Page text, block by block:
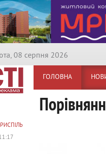
08 серпня 2026
ГОЛОВНА